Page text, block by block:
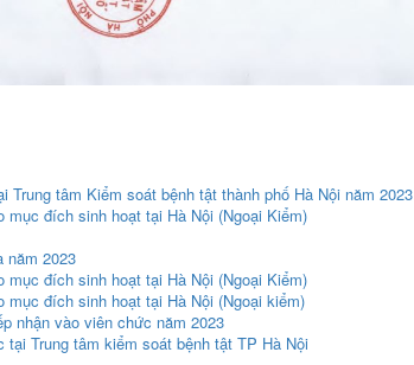
tâm Kiểm soát bệnh tật thành phố Hà Nội năm 2023
đích sinh hoạt tại Hà Nội (Ngoại Kiểm)
năm 2023
đích sinh hoạt tại Hà Nội (Ngoại Kiểm)
đích sinh hoạt tại Hà Nội (Ngoại kiểm)
nhận vào viên chức năm 2023
Trung tâm kiểm soát bệnh tật TP Hà Nội